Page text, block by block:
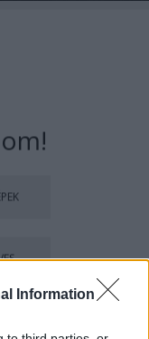
Information